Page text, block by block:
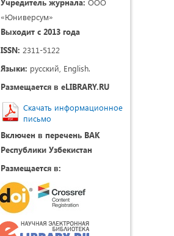
Учредитель журнала: ООО
«Юниверсум»
Выходит с 2013 года
ISSN: 2311-5122
Языки: русский, English.
Размещается в eLIBRARY.RU
Скачать информационное
письмо
Включен в перечень ВАК
Республики Узбекистан
Размещается в: